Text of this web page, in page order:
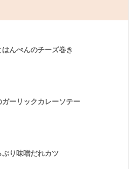
はんぺんのチーズ巻き
ガーリックカレーソテー
ぷり味噌だれカツ